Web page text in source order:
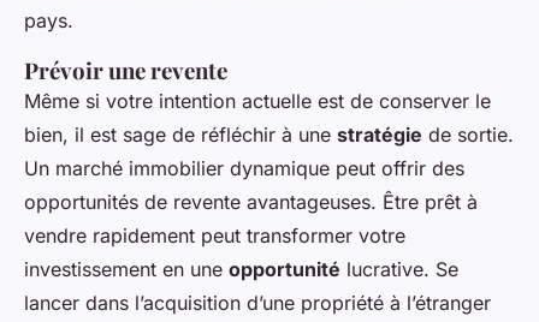
pays.
Prévoir une revente
Même si votre intention actuelle est de conserver le
bien, il est sage de réfléchir à une stratégie de sortie.
Un marché immobilier dynamique peut offrir des
opportunités de revente avantageuses. Être prêt à
vendre rapidement peut transformer votre
investissement en une opportunité lucrative. Se
lancer dans l’acquisition d’une propriété à l’étranger